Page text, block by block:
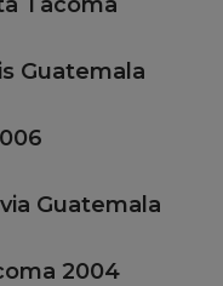
Guatemala
Guatemala
2004